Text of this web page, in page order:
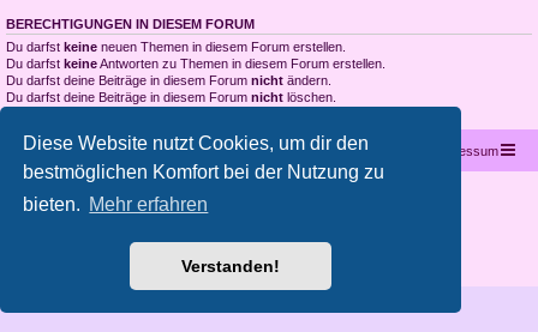
Diese Website nutzt Cookies, um dir den
bestmöglichen Komfort bei der Nutzung zu
bieten. Mehr erfahren
Verstanden!
BERECHTIGUNGEN IN DIESEM FORUM
Du darfst keine neuen Themen in diesem Forum erstellen.
Du darfst keineAntworten zu Themen in diesem Forum erstellen.
Du darfst deine Beiträge in diesem Forum nicht ändern.
Du darfst deine Beiträge in diesem Forum nicht löschen.
Startseite Portal Foren-Übersicht Impressum
Kontakt
Deutsche Übersetzung durchphpBB.de
Datenschutz|Nutzungsbedingungen